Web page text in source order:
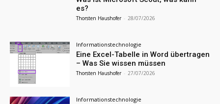
es?
Thorsten Haushofer - 28/07/2026
Informationstechnologie
Eine Excel-Tabelle in Word übertragen
– Was Sie wissen müssen
Thorsten Haushofer - 27/07/2026
Informationstechnologie